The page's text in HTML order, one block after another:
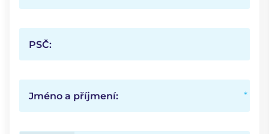
PSČ:
Jméno a příjmení: